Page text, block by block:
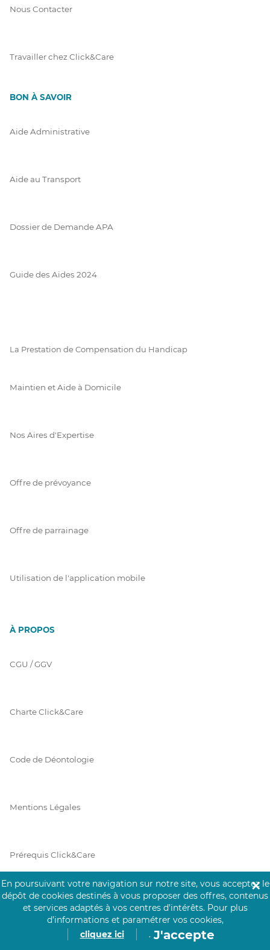
Nous Contacter
Travailler chez Click&Care
BON À SAVOIR
Aide Administrative
Aide au Transport
Dossier de Demande APA
Guide des Aides 2024
La Prestation de Compensation du Handicap
Maintien et Aide à Domicile
Nos Aires d'Expertise
Offre de prévoyance
Offre de parrainage
Utilisation de l'application mobile
À PROPOS
CGU / GGV
Charte Click&Care
Code de Déontologie
Mentions Légales
Prérequis Click&Care
Protection des Données
En poursuivant votre navigation sur notre site, vous acceptez le
dépôt de cookies destinés à vous proposer des offres, contenus
et services adaptés à vos centres d’intérêts. Pour plus
d’informations et paramétrer vos cookies,
cliquez ici
. J'accepte
✕